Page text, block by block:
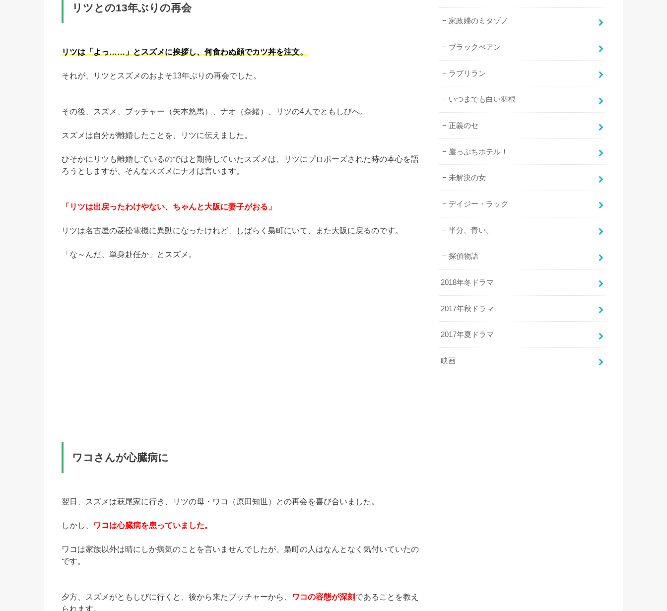
リツとの13年ぶりの再会
リツは「よっ……」とスズメに挨拶し、何食わぬ顔でカツ丼を注文。
それが、リツとスズメのおよそ13年ぶりの再会でした。
その後、スズメ、ブッチャー（矢本悠馬）、ナオ（奈緒）、リツの4人でともしびへ。
スズメは自分が離婚したことを、リツに伝えました。
ひそかにリツも離婚しているのではと期待していたスズメは、リツにプロポーズされた時の本心を語
ろうとしますが、そんなスズメにナオは言います。
「リツは出戻ったわけやない、ちゃんと大阪に妻子がおる」
リツは名古屋の菱松電機に異動になったけれど、しばらく梟町にいて、また大阪に戻るのです。
「な～んだ、単身赴任か」とスズメ。
ワコさんが心臓病に
翌日、スズメは萩尾家に行き、リツの母・ワコ（原田知世）との再会を喜び合いました。
しかし、 ワコは心臓病を患っていました。
ワコは家族以外は晴にしか病気のことを言いませんでしたが、梟町の人はなんとなく気付いていたの
です。
夕方、スズメがともしびに行くと、後から来たブッチャーから、 ワコの容態が深刻 であることを教え
られます。
家政婦のミタゾノ
ブラックぺアン
ラブリラン
いつまでも白い羽根
正義のセ
崖っぷちホテル！
未解決の女
デイジー・ラック
半分、青い。
探偵物語
2018年冬ドラマ
2017年秋ドラマ
2017年夏ドラマ
映画